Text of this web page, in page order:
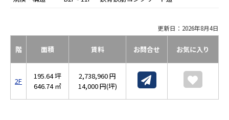
更新日：2026年8月4日
階 面積 賃料 お問合せ お気に入り
2F
195.64 坪
646.74 ㎡
2,738,960 円
14,000 円(坪)